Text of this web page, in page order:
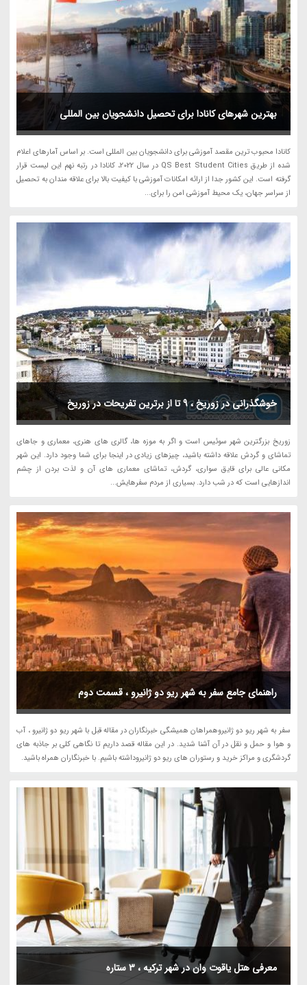
بهترین شهرهای کانادا برای تحصیل دانشجویان بین المللی
کانادا محبوب ترین مقصد آموزشی برای دانشجویان بین المللی است. بر اساس آمارهای اعلام
شده از طریق QS Best Student Cities در سال 2022، کانادا در رتبه نهم این لیست قرار
گرفته است. این کشور جدا از ارائه امکانات آموزشی با کیفیت بالا برای علاقه مندان به تحصیل
از سراسر جهان، یک محیط آموزشی امن را برای...
خوشگذرانی در زوریخ ، 9 تا از برترین تفریحات در زوریخ
زوریخ بزرگترین شهر سوئیس است و اگر به موزه ها، گالری های هنری، معماری و جاهای
تماشای و گردش علاقه داشته باشید، چیزهای زیادی در اینجا برای شما وجود دارد. این شهر
مکانی عالی برای قایق سواری، گردش، تماشای معماری های آن و لذت بردن از چشم
اندازهایی است که در شب دارد. بسیاری از مردم سفرهایش...
راهنمای جامع سفر به شهر ریو دو ژانیرو ، قسمت دوم
سفر به شهر ریو دو ژانیروهمراهان همیشگی خبرنگاران در مقاله قبل با شهر ریو دو ژانیرو ، آب
و هوا و حمل و نقل در آن آشنا شدید. در این مقاله قصد داریم تا نگاهی کلی بر جاذبه های
گردشگری و مراکز خرید و رستوران های ریو دو ژانیروداشته باشیم. با خبرنگاران همراه باشید.
معرفی هتل یاقوت وان در شهر ترکیه ، 3 ستاره